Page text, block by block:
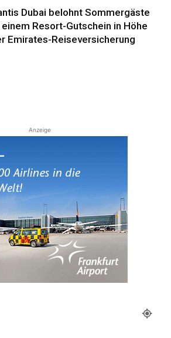
Dubai belohnt Sommergäste
Resort-Gutschein in Höhe
Emirates-Reiseversicherung
Anzeige